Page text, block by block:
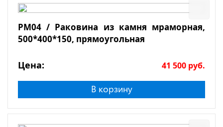
РМ04 / Раковина из камня мраморная,
500*400*150, прямоугольная
Цена: 41 500 руб.
В корзину